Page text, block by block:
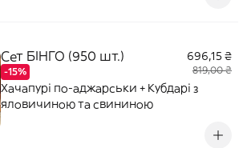
Сет БІНГО (950 шт.)
-15%
696,15 ₴
819,00 ₴
Хачапурі по-аджарськи + Кубдарі з
яловичиною та свининою